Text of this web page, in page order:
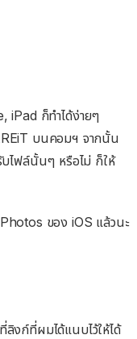
iPad ก็ทำได้ง่ายๆ
บนคอมฯ​ จากนั้น
บไฟล์นั้นๆ หรือไม่ ก็ให้
ของ iOS แล้วนะ
ลิงก์ที่ผมได้แนบไว้ให้ได้